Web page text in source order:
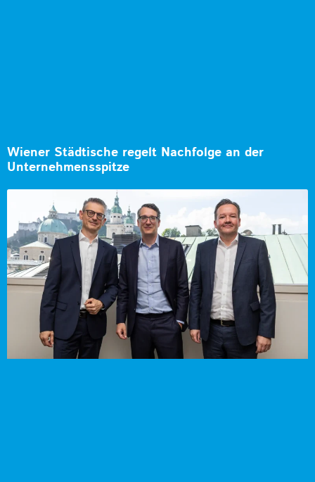
Wiener Städtische regelt Nachfolge an der
Unternehmensspitze